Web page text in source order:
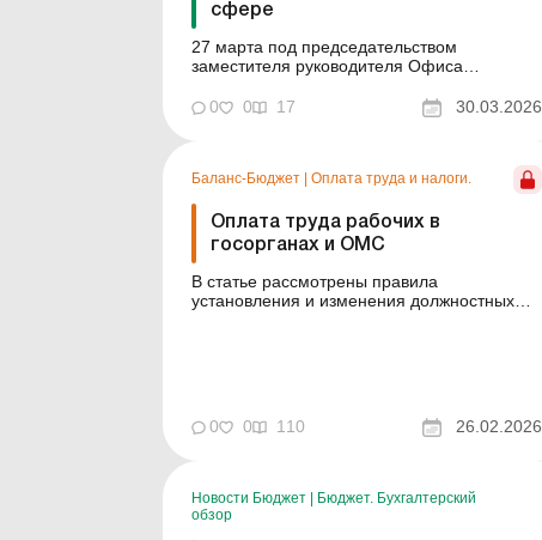
сфере
27 марта под председательством
заместителя руководителя Офиса
состоялся Конгресс местных и
региональных властей при Президенте
посвящено вопросам социальной защиты
населения. В рамках рабочей
командировки в Чернигов принял учас...
0 0 17 30.03.2026
Баланс-Бюджет Оплата труда и налоги.
Оплата труда рабочих в
госорганах и ОМС
В статье рассмотрены правила
установления и изменения должностных
работников многих категорий, в том числе
рабочих, обсл...
0 0 110 26.02.2026
Новости Бюджет
Бюджет. Бухгалтерский
обзор